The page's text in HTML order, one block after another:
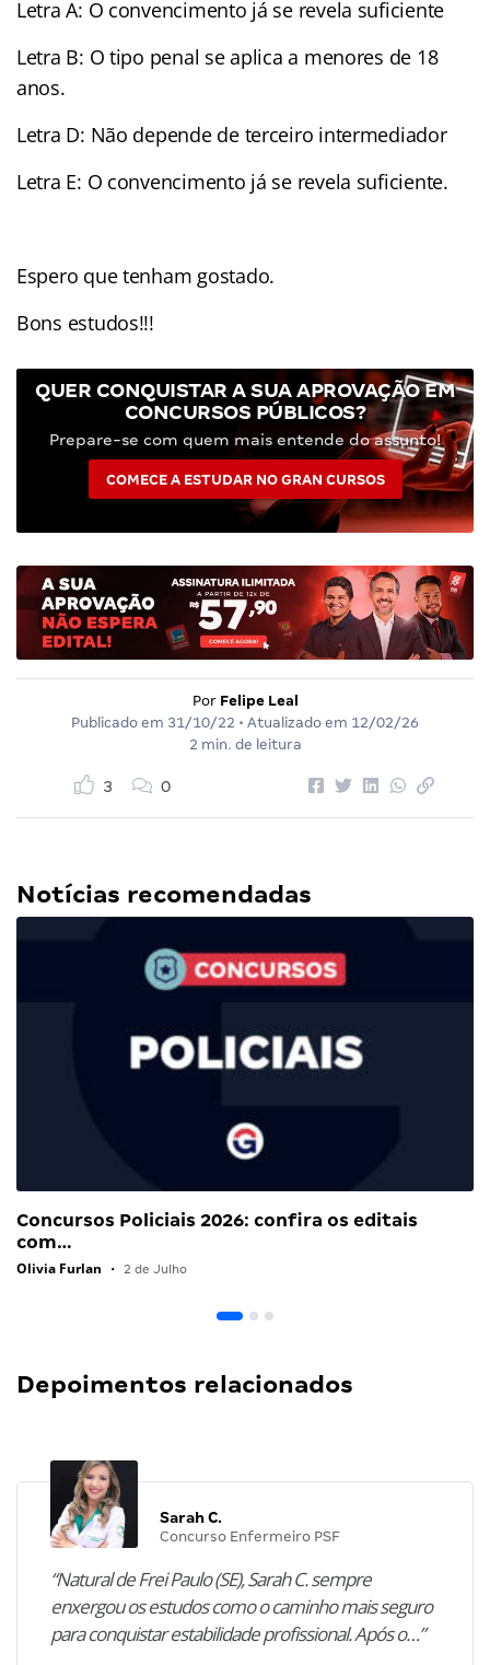
Letra A: O convencimento já se revela suficiente
Letra B: O tipo penal se aplica a menores de 18
anos.
Letra D: Não depende de terceiro intermediador
Letra E: O convencimento já se revela suficiente.
Espero que tenham gostado.
Bons estudos!!!
QUER CONQUISTAR A SUA APROVAÇÃO EM
CONCURSOS PÚBLICOS?
Prepare-se com quem mais entende do assunto!
COMECE A ESTUDAR NO GRAN CURSOS
Por Felipe Leal
Publicado em 31/10/22 • Atualizado em 12/02/26
2 min. de leitura
3 0
Notícias recomendadas
Concursos Policiais 2026: confira os editais
com…
Olivia Furlan • 2 de Julho
Depoimentos relacionados
Sarah C.
Concurso Enfermeiro PSF
“Natural de Frei Paulo (SE), Sarah C. sempre
enxergou os estudos como o caminho mais seguro
para conquistar estabilidade profissional. Após o…”